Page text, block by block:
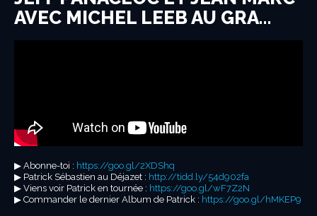
AVEC MICHEL LEEB AU GRA…
▶︎ Abonne-toi : https://goo.gl/2XDShq
▶︎ Patrick Sébastien au Déjazet : http://tidd.ly/54d902fa
▶︎ Viens voir Patrick en tournée : https://goo.gl/wF7Z2N
▶︎ Commander le dernier Album de Patrick : https://goo.gl/hMKEP9